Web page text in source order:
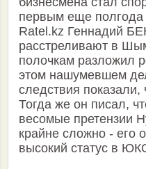
первым еще полгода
Ratel.kz Геннадий
расстреливают в
полочкам разложил
этом нашумевшем
следствия показали,
Тогда же он писал,
весомые претензии
крайне сложно - его
высокий статус в